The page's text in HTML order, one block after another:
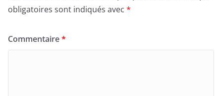
obligatoires sont indiqués avec *
Commentaire*